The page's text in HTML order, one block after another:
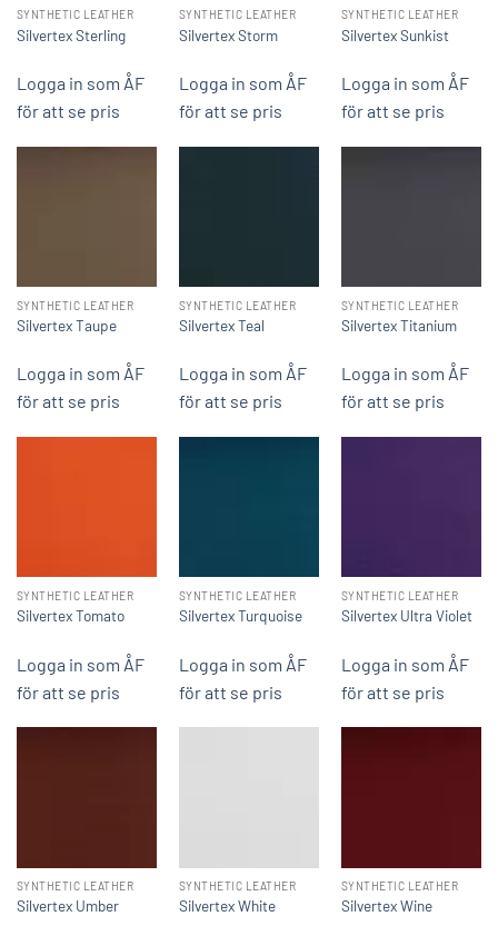
SYNTHETIC LEATHER
Silvertex Sterling
Logga in som ÅF
för att se pris
SYNTHETIC LEATHER
Silvertex Storm
Logga in som ÅF
för att se pris
SYNTHETIC LEATHER
Silvertex Sunkist
Logga in som ÅF
för att se pris
SYNTHETIC LEATHER
Silvertex Taupe
Logga in som ÅF
för att se pris
SYNTHETIC LEATHER
Silvertex Teal
Logga in som ÅF
för att se pris
SYNTHETIC LEATHER
Silvertex Titanium
Logga in som ÅF
för att se pris
SYNTHETIC LEATHER
Silvertex Tomato
Logga in som ÅF
för att se pris
SYNTHETIC LEATHER
Silvertex Turquoise
Logga in som ÅF
för att se pris
SYNTHETIC LEATHER
Silvertex Ultra Violet
Logga in som ÅF
för att se pris
SYNTHETIC LEATHER
Silvertex Umber
SYNTHETIC LEATHER
Silvertex White
SYNTHETIC LEATHER
Silvertex Wine